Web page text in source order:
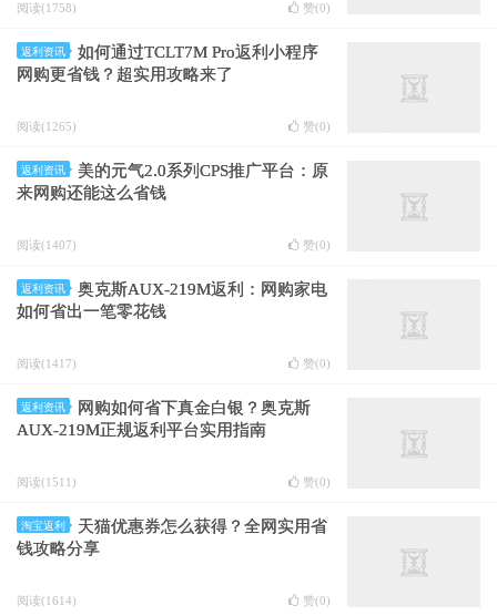
阅读(1758) 赞(0)
返利资讯
如何通过TCLT7M Pro返利小程序
网购更省钱？超实用攻略来了
阅读(1265) 赞(0)
返利资讯
美的元气2.0系列CPS推广平台：原
来网购还能这么省钱
阅读(1407) 赞(0)
返利资讯
奥克斯AUX-219M返利：网购家电
如何省出一笔零花钱
阅读(1417) 赞(0)
返利资讯
网购如何省下真金白银？奥克斯
AUX-219M正规返利平台实用指南
阅读(1511) 赞(0)
淘宝返利
天猫优惠券怎么获得？全网实用省
钱攻略分享
阅读(1614) 赞(0)